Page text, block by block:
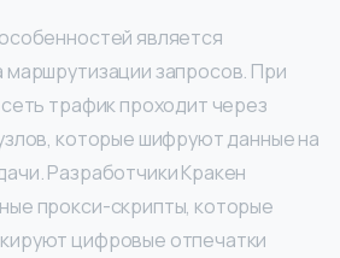
является
маршрутизации запросов. При
трафик проходит через
которые шифруют данные на
Разработчики Кракен
прокси-скрипты, которые
цифровые отпечатки